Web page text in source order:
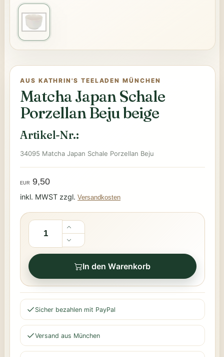
AUS KATHRIN'S TEELADEN MÜNCHEN
Matcha Japan Schale
Porzellan Beju beige
Artikel-Nr.:
34095 Matcha Japan Schale Porzellan Beju
EUR 9,50
inkl. MWST zzgl. Versandkosten
In den Warenkorb
Sicher bezahlen mit PayPal
Versand aus München